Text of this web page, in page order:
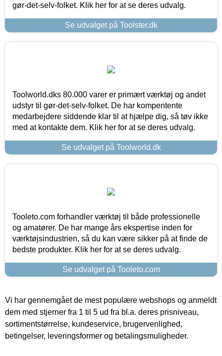
gør-det-selv-folket. Klik her for at se deres udvalg.
Se udvalget på Toolster.dk
Toolworld.dks 80.000 varer er primært værktøj og andet
udstyr til gør-det-selv-folket. De har kompentente
medarbejdere siddende klar til at hjælpe dig, så tøv ikke
med at kontakte dem. Klik her for at se deres udvalg.
Se udvalget på Toolworld.dk
Tooleto.com forhandler værktøj til både professionelle
og amatører. De har mange års ekspertise inden for
værktøjsindustrien, så du kan være sikker på at finde de
bedste produkter. Klik her for at se deres udvalg.
Se udvalget på Tooleto.com
Vi har gennemgået de mest populære webshops og anmeldt
dem med stjerner fra 1 til 5 ud fra bl.a. deres prisniveau,
sortimentstørrelse, kundeservice, brugervenlighed,
betingelser, leveringsformer og betalingsmuligheder.